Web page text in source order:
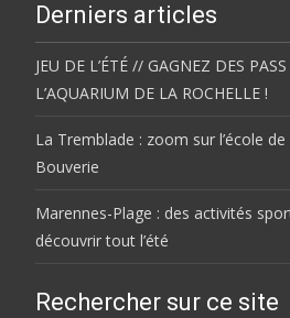
Derniers articles
JEU DE L’ÉTÉ // GAGNEZ DES
L’AQUARIUM DE LA ROCHELLE !
La Tremblade : zoom sur l’école
Bouverie
Marennes-Plage : des activités
découvrir tout l’été
Rechercher sur ce site